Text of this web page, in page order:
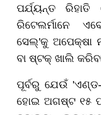
ପର୍ଯ୍ୟନ୍ତ ରିହାତି
ରିଟେଲର୍ମାନେ
ସେଲ୍'କୁ ଅପେକ୍ଷା
ବା ଷ୍ଟକ୍ ଖାଲି
ପୂର୍ବରୁ ଯେଉଁ
ହୋଇ ଅଗଷ୍ଟ ୧୫